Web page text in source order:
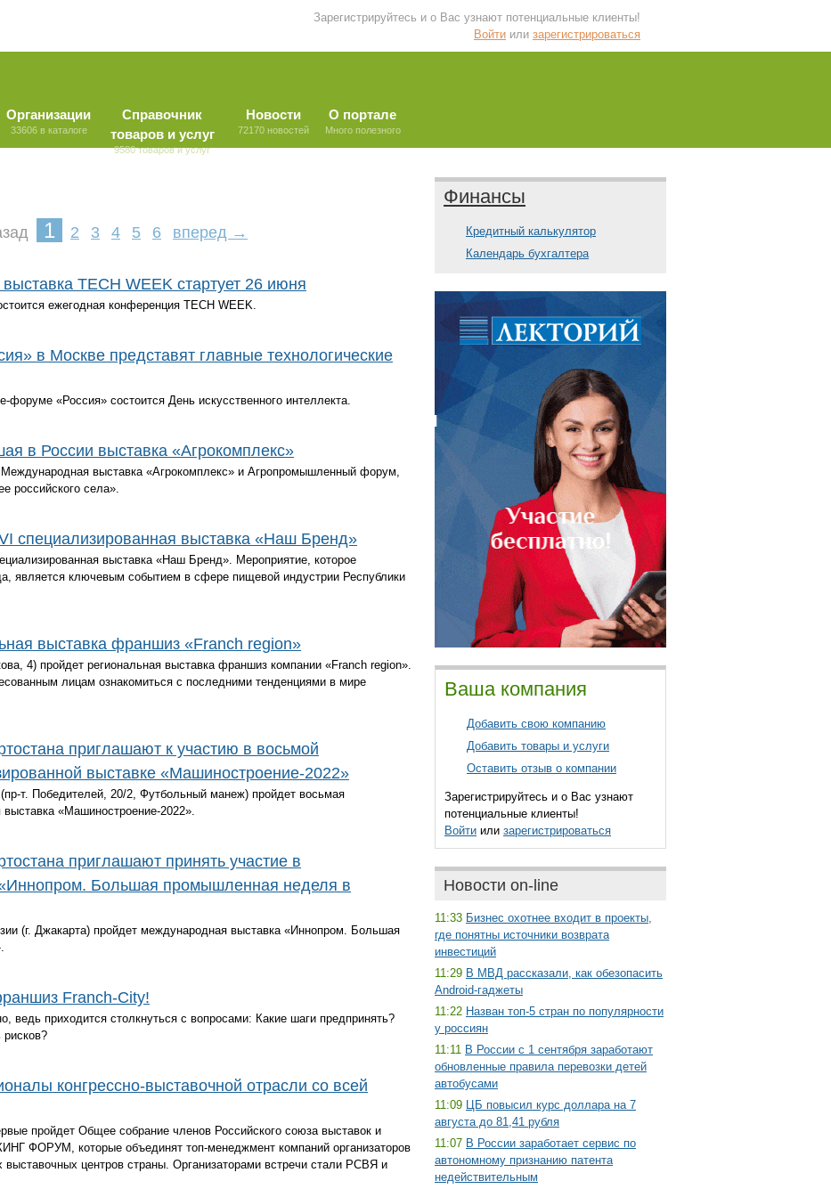
Зарегистрируйтесь и о Вас узнают потенциальные клиенты!
Войти или зарегистрироваться
Организации
33606 в каталоге
Справочник
товаров и услуг
9580 товаров и услуг
Новости
72170 новостей
О портале
Много полезного
1 2 3 4 5 6 вперед →
TECH WEEK стартует 26 июня
ежегодная конференция TECH WEEK.
в Москве представят главные технологические
«Россия» состоится День искусственного интеллекта.
в России выставка «Агрокомплекс»
выставка «Агрокомплекс» и Агропромышленный форум,
российского села».
специализированная выставка «Наш Бренд»
выставка «Наш Бренд». Мероприятие, которое
является ключевым событием в сфере пищевой индустрии Республики
выставка франшиз «Franch region»
4) пройдет региональная выставка франшиз компании «Franch region».
лицам ознакомиться с последними тенденциями в мире
приглашают к участию в восьмой
выставке «Машиностроение-2022»
т. Победителей, 20/2, Футбольный манеж) пройдет восьмая
«Машиностроение-2022».
приглашают принять участие в
Большая промышленная неделя в
(г. Джакарта) пройдет международная выставка «Иннопром. Большая
Franch-City!
ведь приходится столкнуться с вопросами: Какие шаги предпринять?
конгрессно-выставочной отрасли со всей
пройдет Общее собрание членов Российского союза выставок и
ФОРУМ, которые объединят топ-менеджмент компаний организаторов
выставочных центров страны. Организаторами встречи стали РСВЯ и
Финансы
Кредитный калькулятор
Календарь бухгалтера
Ваша компания
Добавить свою компанию
Добавить товары и услуги
Оставить отзыв о компании
Зарегистрируйтесь и о Вас узнают
потенциальные клиенты!
Войти или зарегистрироваться
Новости on-line
11:33 Бизнес охотнее входит в проекты,
где понятны источники возврата
инвестиций
11:29 В МВД рассказали, как обезопасить
Android-гаджеты
11:22 Назван топ-5 стран по популярности
у россиян
11:11 В России с 1 сентября заработают
обновленные правила перевозки детей
автобусами
11:09 ЦБ повысил курс доллара на 7
августа до 81,41 рубля
11:07 В России заработает сервис по
автономному признанию патента
недействительным